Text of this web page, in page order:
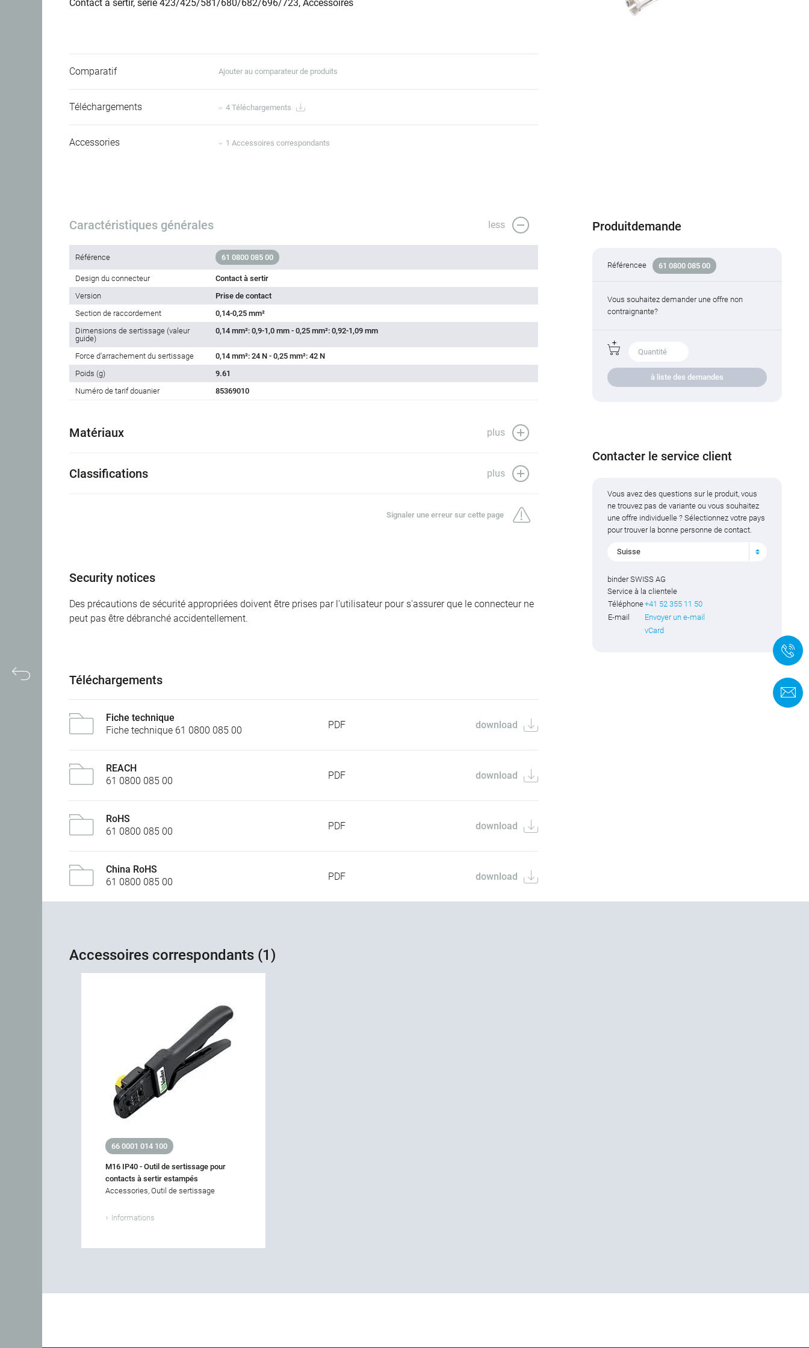
Contact à sertir, série 423/425/581/680/682/696/723, Accessoires
Comparatif Ajouter au comparateur de produits
Téléchargements 4 Téléchargements
Accessories 1 Accessoires correspondants
Caractéristiques générales less
Référence 61 0800 085 00
Design du connecteur
Contact à sertir
Version
Prise de contact
Section de raccordement
0,14-0,25 mm²
Dimensions de sertissage (valeur
guide)
0,14 mm²: 0,9-1,0 mm - 0,25 mm²: 0,92-1,09 mm
Force d'arrachement du sertissage
0,14 mm²: 24 N - 0,25 mm²: 42 N
Poids (g)
9.61
Numéro de tarif douanier
85369010
Matériaux plus
Classifications plus
Signaler une erreur sur cette page
Security notices
Des précautions de sécurité appropriées doivent être prises par l'utilisateur pour s'assurer que le connecteur ne
peut pas être débranché accidentellement.
Téléchargements
Fiche technique
Fiche technique 61 0800 085 00
PDF download
REACH
61 0800 085 00
PDF download
RoHS
61 0800 085 00
PDF download
China RoHS
61 0800 085 00
PDF download
Produitdemande
Référencee 61 0800 085 00
Vous souhaitez demander une offre non
contraignante?
à liste des demandes
Contacter le service client
Vous avez des questions sur le produit, vous
ne trouvez pas de variante ou vous souhaitez
une offre individuelle ? Sélectionnez votre pays
pour trouver la bonne personne de contact.
Suisse
binder SWISS AG
Service à la clientele
Téléphone+41 52 355 11 50
E-mail
Envoyer un e-mail
vCard
Accessoires correspondants (1)
66 0001 014 100
M16 IP40 - Outil de sertissage pour
contacts à sertir estampés
Accessories, Outil de sertissage
Informations